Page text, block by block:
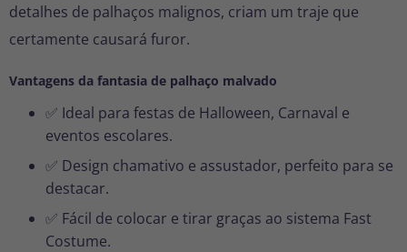
detalhes de palhaços malignos, criam um traje que
certamente causará furor.
Vantagens da fantasia de palhaço malvado
✅ Ideal para festas de Halloween, Carnaval e
eventos escolares.
✅ Design chamativo e assustador, perfeito para se
destacar.
✅ Fácil de colocar e tirar graças ao sistema Fast
Costume.